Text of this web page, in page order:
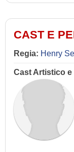
CAST E
Regia: Henry
Cast Artistico e